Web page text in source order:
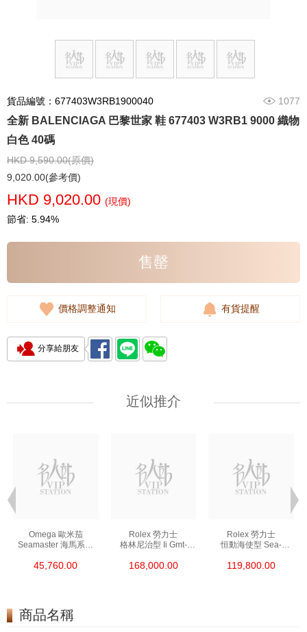
貨品編號：677403W3RB1900040 1077
全新 BALENCIAGA 巴黎世家 鞋 677403 W3RB1 9000 織物
白色 40碼
HKD 9,590.00(原價)
9,020.00(參考價)
HKD 9,020.00 (現價)
節省: 5.94%
售罄
價格調整通知 有貨提醒
分享給朋友
近似推介
Omega 歐米茄
Seamaster 海馬系列
精鋼 Nekton Edition
45,760.00
Rolex 勞力士
格林尼治型 Ii Gmt-
0002 18kt玫瑰金/鋼
168,000.00
Rolex 勞力士
恒動海使型 Sea-
精鋼 單紅
119,800.00
商品名稱